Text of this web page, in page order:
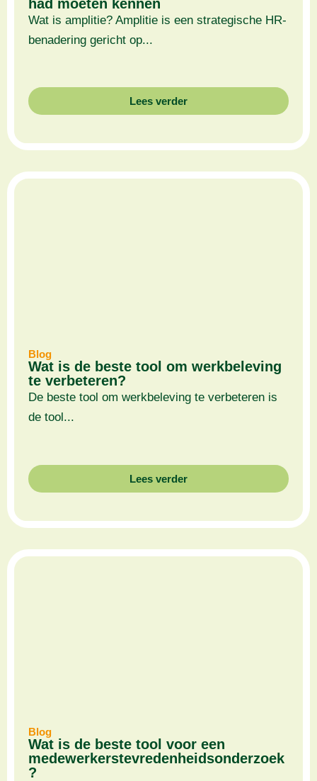
had moeten kennen
Wat is amplitie? Amplitie is een strategische HR-
benadering gericht op...
Lees verder
Blog
Wat is de beste tool om werkbeleving
te verbeteren?
De beste tool om werkbeleving te verbeteren is
de tool...
Lees verder
Blog
Wat is de beste tool voor een
medewerkerstevredenheidsonderzoek
?